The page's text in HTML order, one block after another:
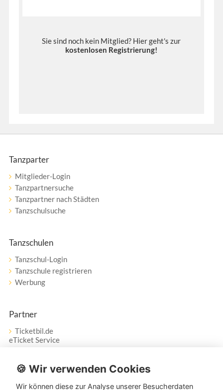
Sie sind noch kein Mitglied? Hier geht's zur
kostenlosen Registrierung!
Tanzparter
Mitglieder-Login
Tanzpartnersuche
Tanzpartner nach Städten
Tanzschulsuche
Tanzschulen
Tanzschul-Login
Tanzschule registrieren
Werbung
Partner
Ticketbil.de
eTicket Service
Vertrag widerrufen
🍪 Wir verwenden Cookies
Wir können diese zur Analyse unserer Besucherdaten